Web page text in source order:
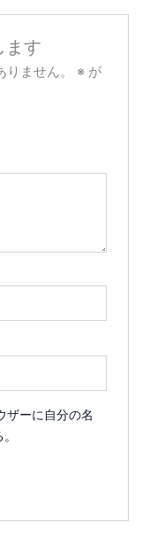
ます
ません。 ※ が
ザーに自分の名